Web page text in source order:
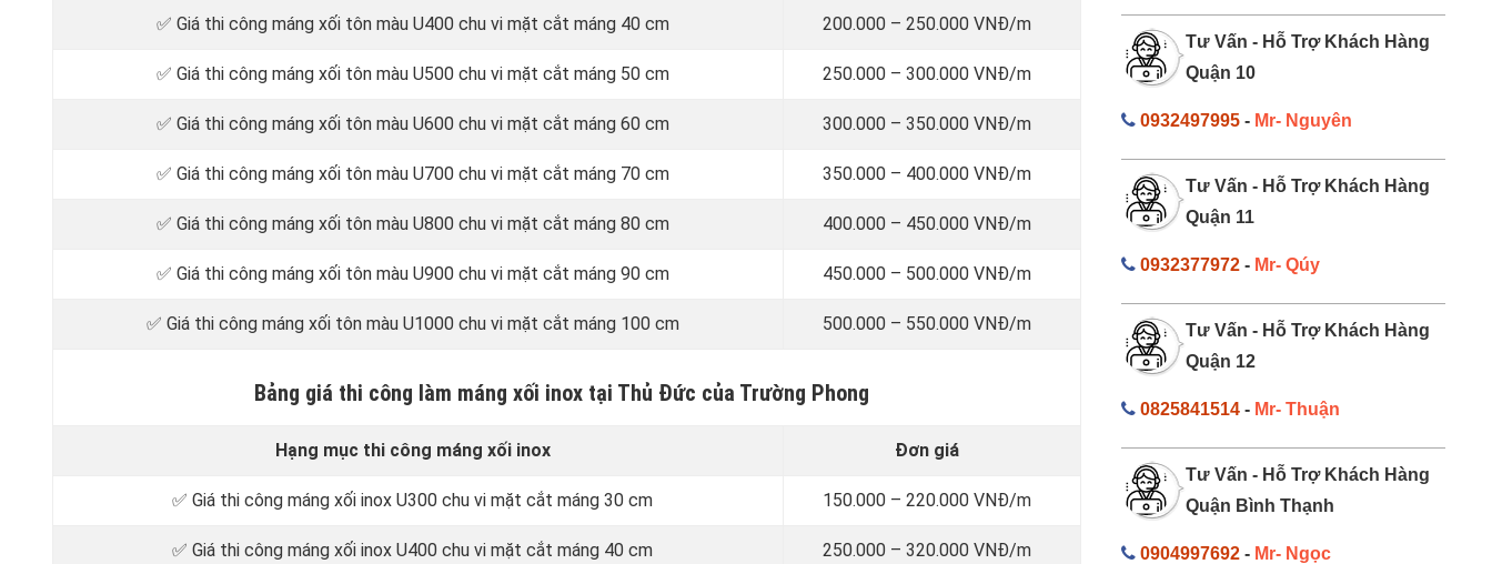
✅ Giá thi công máng xối tôn màu U400 chu vi mặt cắt máng 40 cm 200.000 – 250.000 VNĐ/m
✅ Giá thi công máng xối tôn màu U500 chu vi mặt cắt máng 50 cm 250.000 – 300.000 VNĐ/m
✅ Giá thi công máng xối tôn màu U600 chu vi mặt cắt máng 60 cm 300.000 – 350.000 VNĐ/m
✅ Giá thi công máng xối tôn màu U700 chu vi mặt cắt máng 70 cm 350.000 – 400.000 VNĐ/m
✅ Giá thi công máng xối tôn màu U800 chu vi mặt cắt máng 80 cm 400.000 – 450.000 VNĐ/m
✅ Giá thi công máng xối tôn màu U900 chu vi mặt cắt máng 90 cm 450.000 – 500.000 VNĐ/m
✅ Giá thi công máng xối tôn màu U1000 chu vi mặt cắt máng 100 cm 500.000 – 550.000 VNĐ/m
Bảng giá thi công làm máng xối inox tại Thủ Đức của Trường Phong
Hạng mục thi công máng xối inox Đơn giá
✅ Giá thi công máng xối inox U300 chu vi mặt cắt máng 30 cm 150.000 – 220.000 VNĐ/m
✅ Giá thi công máng xối inox U400 chu vi mặt cắt máng 40 cm 250.000 – 320.000 VNĐ/m
Tư Vấn - Hỗ Trợ Khách Hàng
Quận 10
0932497995- Mr- Nguyên
Tư Vấn - Hỗ Trợ Khách Hàng
Quận 11
0932377972- Mr- Qúy
Tư Vấn - Hỗ Trợ Khách Hàng
Quận 12
0825841514- Mr- Thuận
Tư Vấn - Hỗ Trợ Khách Hàng
Quận Bình Thạnh
0904997692- Mr- Ngọc